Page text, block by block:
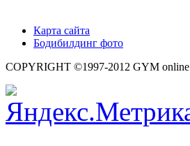
Карта сайта
Бодибилдинг фото
COPYRIGHT ©1997-2012 GYM online